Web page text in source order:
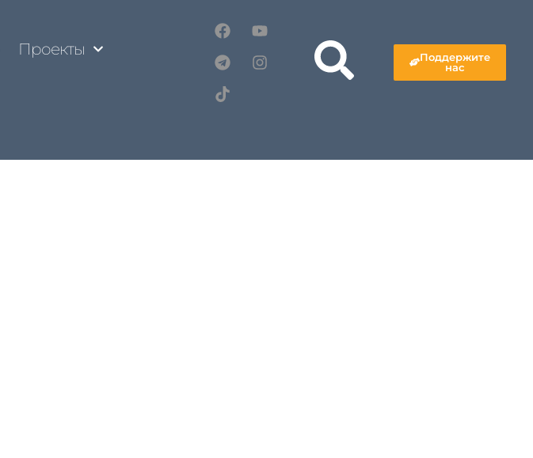
Проекты
Поддержите
нас